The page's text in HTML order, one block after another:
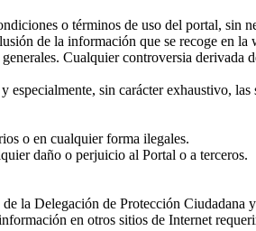
o términos de uso del portal, sin
de la información que se recoge en la
Cualquier controversia derivada
sin carácter exhaustivo, las
o en cualquier forma ilegales.
daño o perjuicio al Portal o a terceros.
la Delegación de Protección
en otros sitios de Internet